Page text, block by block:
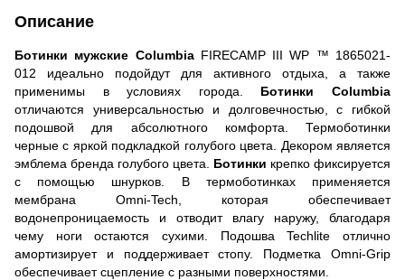
Описание
Ботинки мужские ColumbiaFIRECAMP III WP ™ 1865021-
012 идеально подойдут для активного отдыха, а также
применимы в условиях города. Ботинки Columbia
отличаются универсальностью и долговечностью, с гибкой
подошвой для абсолютного комфорта. Термоботинки
черные с яркой подкладкой голубого цвета. Декором является
эмблема бренда голубого цвета. Ботинки крепко фиксируется
с помощью шнурков. В термоботинках применяется
мембрана Omni-Tech, которая обеспечивает
водонепроницаемость и отводит влагу наружу, благодаря
чему ноги остаются сухими. Подошва Techlite отлично
амортизирует и поддерживает стопу. Подметка Omni-Grip
обеспечивает сцепление с разными поверхностями.